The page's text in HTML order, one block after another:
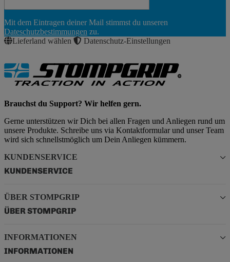
Abonnieren
Mit dem Eintragen deiner Mail stimmst du unseren
Dateschutzbestimmungen zu.
Lieferland wählen
Datenschutz-Einstellungen
Brauchst du Support? Wir helfen gern.
Gerne unterstützen wir Dich bei allen Fragen und Anliegen rund um
unsere Produkte. Schreibe uns via Kontaktformular und unser Team
wird sich schnellstmöglich um Dein Anliegen kümmern.
KUNDENSERVICE
KUNDENSERVICE
ÜBER STOMPGRIP
ÜBER STOMPGRIP
INFORMATIONEN
INFORMATIONEN